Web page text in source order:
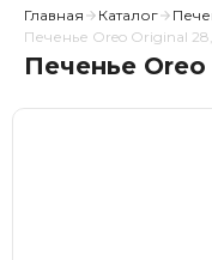
Главная Каталог
Печенье Oreo Original
Печенье